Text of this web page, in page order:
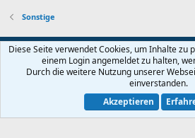
Sonstige
Default-Theme
Nutzungsbedingungen
Datenschutz
Community platform by XenForo® © 2010-2026
Diese Seite verwendet Cookies, um Inhalte zu
einem Login angemeldet zu halten,
Durch die weitere Nutzung unserer
einverstanden.
Akzeptieren